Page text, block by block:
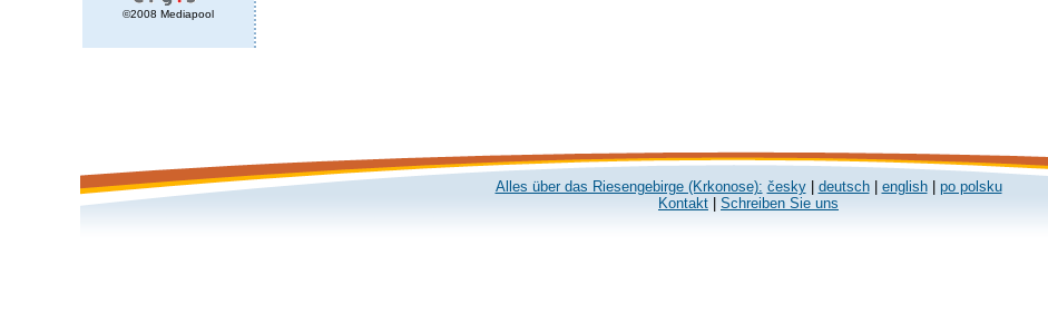
©2008 Mediapool
Alles über das Riesengebirge (Krkonose): česky| deutsch| english| po polsku
Kontakt
Schreiben Sie uns